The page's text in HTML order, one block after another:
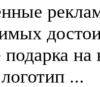
подарка
...